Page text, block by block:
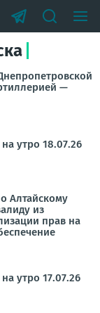
—
утро 18.07.26
Алтайскому
из
прав на
утро 17.07.26